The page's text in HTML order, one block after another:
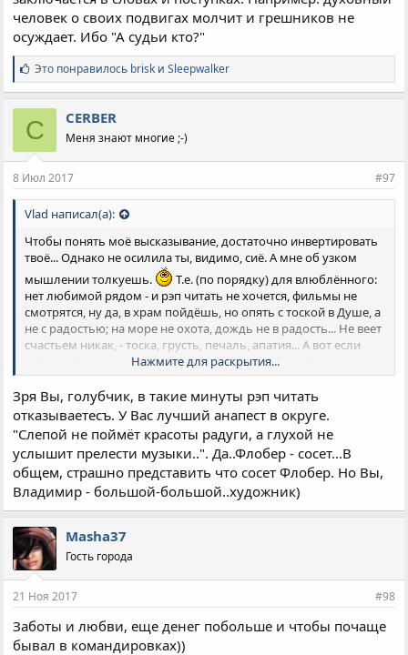
человек о своих подвигах молчит и грешников не
осуждает. Ибо "А судьи кто?"
С
и
м
п
а
т
и
:
Это понравилось brisk иSleepwalker
C CERBER
Меня знают многие ;-)
8 Июл 2017 #97
Vlad написал(а):
Чтобы понять моё высказывание, достаточно инвертировать
твоё... Однако не осилила ты, видимо, сиё. А мне об узком
мышлении толкуешь.
Т.е. (по порядку) для влюблённого:
нет любимой рядом - и рэп читать не хочется, фильмы не
смотрятся, ну да, в храм пойдёшь, но опять с тоской в Душе, а
не с радостью; на море не охота, дождь не в радость... Не веет
счастьем никак, - тоска, грусть, печаль, апатия... А вот если
рядом - то и мир в цвете, и крылья за спиной и готов горы
свернуть!
Это, по сути, элементарные вещи, я удивляюсь, что
приходится тут расписывать... Более того, что понимают всё
слишком буквально...
Всё, не хочу больше мусолить - не вижу смысла. Тот, кто хоть
раз любил по-настоящему, меня поймёт. А кто нет - тому
бесполезно что-то доказывать-рассказывать. Слепой не
поймёт красоты радуги, а глухой не услышит прелести
музыки. Тут тот же принцип...
Нажмите для раскрытия...
Зря Вы, голубчик, в такие минуты рэп читать
отказываетесъ. У Вас лучший анапест в округе.
"Слепой не поймёт красоты радуги, а глухой не
услышит прелести музыки..". Да..Флобер - сосет...В
общем, страшно представить что сосет Флобер. Но Вы,
Владимир - большой-большой..художник)
Masha37
Гость города
21 Ноя 2017 #98
Заботы и любви, еще денег побольше и чтобы почаще
бывал в командировках))